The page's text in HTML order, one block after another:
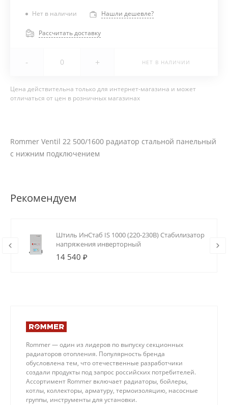
Нет в наличии Нашли дешевле?
Рассчитать доставку
- + НЕТ В НАЛИЧИИ
Цена действительна только для интернет-магазина и может
отличаться от цен в розничных магазинах
Rommer Ventil 22 500/1600 радиатор стальной панельный
с нижним подключением
Рекомендуем
Штиль ИнСтаб IS 1000 (220-230В) Стабилизатор
напряжения инверторный
14 540 ₽
Rommer — один из лидеров по выпуску секционных
радиаторов отопления. Популярность бренда
обусловлена тем, что отечественные разработчики
создали продукты под запрос российских потребителей.
Ассортимент Rommer включает радиаторы, бойлеры,
котлы, коллекторы, арматуру, термоизоляцию, насосные
группы, инструменты для установки.